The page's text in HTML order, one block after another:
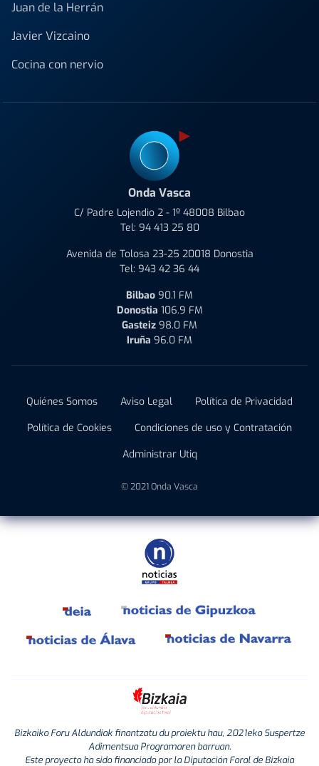
Juan de la Herrán
Javier Vizcaino
Cocina con nervio
Onda Vasca
C/ Padre Lojendio 2 - 1º 48008 Bilbao
Tel: 94 413 25 80
Avenida de Tolosa 23-25 20018 Donostia
Tel: 943 42 36 44
Bilbao 90.1 FM
Donostia 106.9 FM
Gasteiz 98.0 FM
Iruña 96.0 FM
Quiénes Somos Aviso Legal
Política de Privacidad
Política de Cookies
Condiciones de uso y Contratación
Administrar Utiq
© 2021 Onda Vasca
Bizkaiko Foru Aldundiak finantzatu du proiektu hau, 2021eko Suspertze
Adimentsua Programaren barruan.
Este proyecto ha sido financiado por la Diputación Foral de Bizkaia